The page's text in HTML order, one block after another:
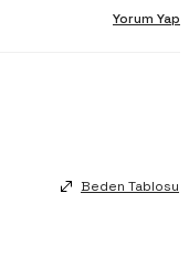
Yorum Yap
Beden Tablosu